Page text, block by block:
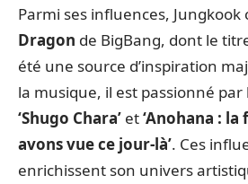
Parmi ses influences, Jungkook
Dragon de BigBang, dont le
été une source d’inspiration
la musique, il est passionné
‘Shugo Chara’ et‘Anohana :
avons vue ce jour-là’. Ces
enrichissent son univers